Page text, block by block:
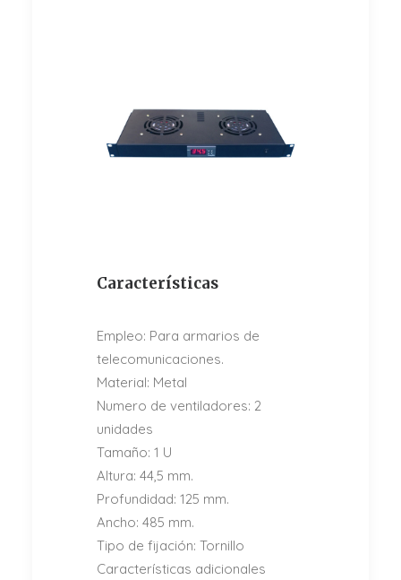
Características
Empleo: Para armarios de
telecomunicaciones.
Material: Metal
Numero de ventiladores: 2
unidades
Tamaño: 1 U
Altura: 44,5 mm.
Profundidad: 125 mm.
Ancho: 485 mm.
Tipo de fijación: Tornillo
Características adicionales